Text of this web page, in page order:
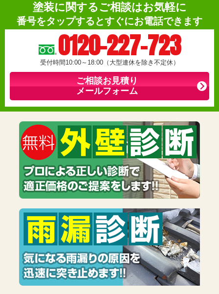
塗装に関するご相談はお気軽に
番号をタップするとすぐにお電話できます
0120-227-723
受付時間10:00～18:00（大型連休を除き不定休）
ご相談お見積り
メールフォーム